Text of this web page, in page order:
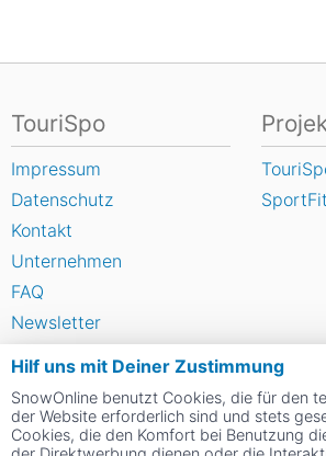
Hilf uns mit Deiner Zustimmung
SnowOnline benutzt Cookies, die für den
der Website erforderlich sind und stets
Cookies, die den Komfort bei Benutzung
TouriSpo
Impressum
Datenschutz
Kontakt
Unternehmen
FAQ
Newsletter
Widget
Skigebiet bewerten